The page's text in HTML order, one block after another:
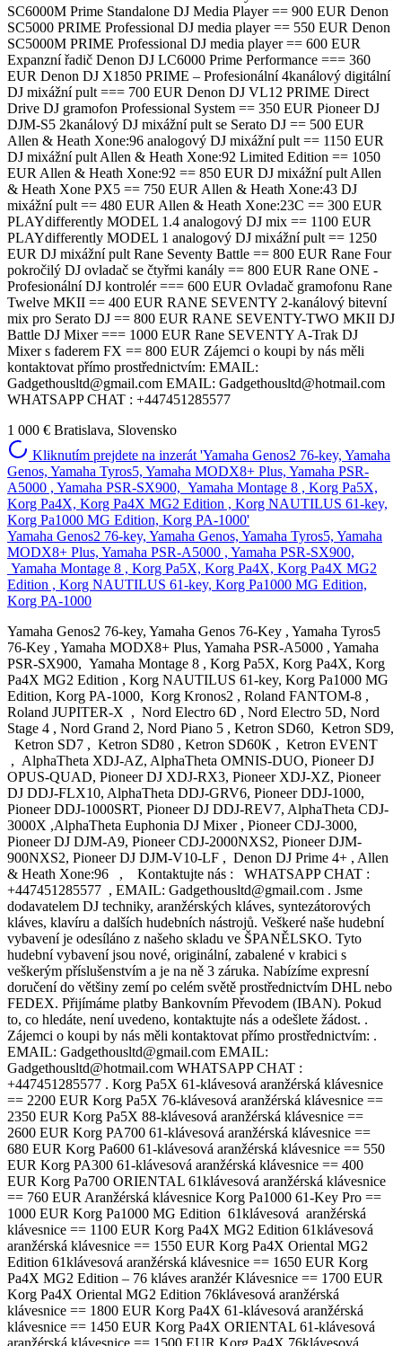
1 000 € Bratislava, Slovensko
Kliknutím prejdete na inzerát 'Yamaha Genos2 76-key, Yamaha
Genos, Yamaha Tyros5, Yamaha MODX8+ Plus, Yamaha PSR-
A5000 , Yamaha PSR-SX900, Yamaha Montage 8 , Korg Pa5X,
Korg Pa4X, Korg Pa4X MG2 Edition , Korg NAUTILUS 61-key,
Korg Pa1000 MG Edition, Korg PA-1000'
Yamaha Genos2 76-key, Yamaha Genos, Yamaha Tyros5, Yamaha
MODX8+ Plus, Yamaha PSR-A5000 , Yamaha PSR-SX900,
Yamaha Montage 8 , Korg Pa5X, Korg Pa4X, Korg Pa4X MG2
Edition , Korg NAUTILUS 61-key, Korg Pa1000 MG Edition,
Korg PA-1000
Yamaha Genos2 76-key, Yamaha Genos 76-Key , Yamaha Tyros5 76-Key , Yamaha MODX8+ Plus, Yamaha PSR-A5000 , Yamaha PSR-SX900, Yamaha Montage 8 , Korg Pa5X, Korg Pa4X, Korg Pa4X MG2 Edition , Korg NAUTILUS 61-key, Korg Pa1000 MG Edition, Korg PA-1000, Korg Kronos2 , Roland FANTOM-8 , Roland JUPITER-X , Nord Electro 6D , Nord Electro 5D, Nord Stage 4 , Nord Grand 2, Nord Piano 5 , Ketron SD60, Ketron SD9, Ketron SD7 , Ketron SD80 , Ketron SD60K , Ketron EVENT , AlphaTheta XDJ-AZ, AlphaTheta OMNIS-DUO, Pioneer DJ OPUS-QUAD, Pioneer DJ XDJ-RX3, Pioneer XDJ-XZ, Pioneer DJ DDJ-FLX10, AlphaTheta DDJ-GRV6, Pioneer DDJ-1000, Pioneer DDJ-1000SRT, Pioneer DJ DDJ-REV7, AlphaTheta CDJ-3000X ,AlphaTheta Euphonia DJ Mixer , Pioneer CDJ-3000, Pioneer DJ DJM-A9, Pioneer CDJ-2000NXS2, Pioneer DJM-900NXS2, Pioneer DJ DJM-V10-LF , Denon DJ Prime 4+ , Allen & Heath Xone:96 , Kontaktujte nás : WHATSAPP CHAT : +447451285577 , EMAIL: Gadgethousltd@gmail.com . Jsme dodavatelem DJ techniky, aranžérských kláves, syntezátorových kláves, klavíru a dalších hudebních nástrojů. Veškeré naše hudební vybavení je odesíláno z našeho skladu ve ŠPANĚLSKO. Tyto hudební vybavení jsou nové, originální, zabalené v krabici s veškerým příslušenstvím a je na ně 3 záruka. Nabízíme expresní doručení do většiny zemí po celém světě prostřednictvím DHL nebo FEDEX. Přijímáme platby Bankovním Převodem (IBAN). Pokud to, co hledáte, není uvedeno, kontaktujte nás a odešlete žádost. . Zájemci o koupi by nás měli kontaktovat přímo prostřednictvím: . EMAIL: Gadgethousltd@gmail.com EMAIL: Gadgethousltd@hotmail.com WHATSAPP CHAT : +447451285577 . Korg Pa5X 61-klávesová aranžérská klávesnice == 2200 EUR Korg Pa5X 76-klávesová aranžérská klávesnice == 2350 EUR Korg Pa5X 88-klávesová aranžérská klávesnice == 2600 EUR Korg PA700 61-klávesová aranžérská klávesnice == 680 EUR Korg Pa600 61-klávesová aranžérská klávesnice == 550 EUR Korg PA300 61-klávesová aranžérská klávesnice == 400 EUR Korg Pa700 ORIENTAL 61klávesová aranžérská klávesnice == 760 EUR Aranžérská klávesnice Korg Pa1000 61-Key Pro == 1000 EUR Korg Pa1000 MG Edition 61klávesová aranžérská klávesnice == 1100 EUR Korg Pa4X MG2 Edition 61klávesová aranžérská klávesnice == 1550 EUR Korg Pa4X Oriental MG2 Edition 61klávesová aranžérská klávesnice == 1650 EUR Korg Pa4X MG2 Edition – 76 kláves aranžér Klávesnice == 1700 EUR Korg Pa4X Oriental MG2 Edition 76klávesová aranžérská klávesnice == 1800 EUR Korg Pa4X 61-klávesová aranžérská klávesnice == 1450 EUR Korg Pa4X ORIENTAL 61-klávesová aranžérská klávesnice == 1500 EUR Korg Pa4X 76klávesová aranžérská klávesnice == 1550 EUR . Korg Pa4X ORIENTAL 76klávesová aranžérská klávesnice = 1600 EUR Korg Pa3X 61-klávesová aranžérská klávesnice == 800 EUR Korg Pa3X 76-klávesová aranžérská klávesnice = 930 EUR Korg NAUTILUS 61-key Synthesizer Workstation == 1100 EUR Korg NAUTILUS 73-key Synthesizer Workstation == 1200 EUR Korg NAUTILUS 88-key Synthesizer Workstation == 1350 EUR Korg Kronos2 88-key – hudební pracovní stanice == 1500 EUR Hudební pracovní stanice Korg KRONOS2 88 LS == 1250 EUR Korg Kronos2 73-key – hudební pracovní stanice == 1350 EUR Korg Kronos2 61-key – hudební pracovní stanice == 1250 EUR Hudební pracovní stanice/samplerová klávesnice Korg M3 s 61 klávesami == 500 EUR Hudební pracovní stanice Korg Krome EX 88 == 650 EUR Hudební pracovní stanice Korg Krome EX 61 == 500 EUR Hudební pracovní stanice Korg Krome EX 73 == 570 EUR Korg Prologue 61-klávesový 16-hlasý analogový syntezátor = 650 EUR Korg Prologue 49-klávesový 8hlasý analogový syntezátor == 500 EUR Korg ARP ODYSSEY FSQ REV1 == 600 EUR Korg Kross 2-88-MB 88klávesová syntezátorová pracovní stanice == 570 EUR Korg KingKORG 61-klávesový analogový modelovací syntezátor == 470 EUR Korg ARP 2600 M Semi-Modular Synthesizer == 680 EUR Syntezátor Korg ARP 2600 FS == 2400 EUR Klávesy Korg SV1-73 Stage Vintage Synthesizer === 530 EUR Klávesy Korg SV1-88 Stage Vintage Synthesizer === 600 EUR Yamaha Genos2 76-key Arranger Workstation == 2200 EUR Klávesnice Yamaha Genos 76-Key Arranger Workstation == 1800 EUR Yamaha PSR-SX900 61-key Arranger == 1000 EUR Yamaha PSR-SX700 61-klávesová aranžérská klávesnice = 670 EUR Pracovní stanice Yamaha PSR-A5000 s 61 klíči == 900 EUR Klávesnice Yamaha PSR-A3000 Arranger = 700 EUR Klávesnice Yamaha Tyros5 76-Key Arranger Workstation == 1200 EUR Klávesnice Yamaha Tyros5 61-Key Arranger Workstation == 1100 EUR Yamaha MODX8+ Plus 88-klávesový syntezátor == 850 EUR Syntezátor Yamaha MODX7+ Plus se 76 klíči == 720 EUR Yamaha MODX6+ Plus 61-klávesový syntezátor == 650 EUR Yamaha MODX8 88-klávesový syntezátor == 650 EUR Syntezátor Yamaha MODX7 76-Key == 570 EUR Yamaha MODX6 61-klávesový syntezátor == 520 EUR Yamaha MOXF6 Keyboard Workstation Syntezátor == 500 EUR Yamaha MOXF8 88-klávesová syntezátorová pracovní stanice == 580 EUR Yamaha MX88 88klávesová syntezátorová klávesnice == 530 EUR Yamaha Montage 6 - 61-klávesová pracovní stanice == 1400 EUR Yamaha Montage 7 - 76-klávesová pracovní stanice == 1500 EUR Yamaha Montage 8 - 88-klávesová pracovní stanice == 1650 EUR Syntezátor Roland AIRA SYSTEM-8 PLUG-OUT = 1000 EUR Roland FANTOM-06 76klávesová hudební pracovní stanice = 550 EUR Roland FA-07 76-klávesová hudební pracovní stanice = 650 EUR Roland FA-08 88klávesová hudební pracovní stanice = 770 EUR Roland JD-XA analogový/digitální syntezátor = 750 EUR Syntezátorová klávesnice Roland JUPITER-X = 1100 EUR Roland JUPITER-Xm Modeling Synthesizer == 550 EUR Roland Jupiter-6 - Polyfonní analogový syntezátor == 3500 EUR Roland JUPITER-4 49klávesový analogový syntezátor === 2700 EUR Polyfonní analogový syntezátor Roland Jupiter-8 === 7500 EUR Roland Fantom-G8 88-klávesový syntezátor klávesnice == 800 EUR Roland FANTOM-8 88klávesová syntezátorová klávesnice = 1700 EUR Roland FANTOM-7 76-klávesová syntezátorová klávesnice = 1550 EUR ROLAND FANTOM-6 61klávesová syntezátorová klávesnice = 1450 EUR Roland BK-5 61-klávesová podpůrná klávesnice == 500 EUR Roland E-A7 61 Key Expandable Arranger === 670 EUR Nord Electro 6D 61 61klávesová klavírní/syntetizační klávesnice === 1100 EUR Nord Electro 6D 73 73klávesová klavírní/syntetizační klávesnice === 1250 EUR Nord Electro 6 HP 73-klávesová Hammer Action Piano/Syntezátorová klávesnice == 1250 EUR Nord Stage 4 88klávesová Stage Keyboard === 2500 EUR Nord Stage 4 73-klávesová Stage Keyboard === 2400 EUR Kompaktní klávesnice Nord Stage 4 se 73 klávesami === 2300 EUR Nord Grand 2 88-klávesové stage/Studio digitální piano === 2200 EUR Nord Grand 88klávesová jevištní klávesnice === 1850 EUR Nord Piano 5 73-klávesové pódium/studio digitální piano/synt === 1500 EUR Nord Piano 5 88-klávesové pódium/studio digitální klavír/synt === 1650 EUR Analogový modelovací syntezátor Nord Lead A1 === 850 EUR Nord Wave 2 61-klávesový Wavetable a FM syntezátor === 1300 EUR Nord Electro 5D SW61 polozatížené 61klávesové digitální piano === 980 EUR Nord Electro 5D SW73 polozatížené digitální piano se 73 klávesami === 1100 EUR Klávesnice Ketron EVENT 61-Key Arranger === 2400 EUR Klávesnice Ketron EVENT 76-Key Arranger === 2500 EUR Modul aranžéra Ketron SD90 === 1300 EUR Ketron SD60 61-klávesová profesionální aranžérská klávesnice == 2600 EUR Ketron SD9 76-klávesová profesionální aranžérská klávesnice === 2400 EUR Ketron SD7 61-klávesová aranžérská klávesnice === 1650 EUR Klávesnice Ketron Audya 5 76-Key Arranger === 1850 EUR Klávesnice Ketron Audya 5 61-key Arranger === 1700 EUR Klávesnice Ketron SD80 Chromatic === 3000 EUR Klávesnice Ketron SD60K Chromatic === 4200 EUR AlphaTheta XDJ-AZ - All-in-one-DJ-System --- 1700 EUR AlphaTheta OMNIS-DUO -All-in-one-DJ-System --- 850 EUR AlphaTheta DDJ-GRV6 DJ ovladač --- 550 EUR DJ systém Pioneer DJ XDJ-RX3 vše v jednom --- 1250 EUR DJ systém Pioneer XDJ-XZ vše v jednom --- 1300 EUR Pioneer DJ OPUS-QUAD All-in-one DJ systém --- 1500 EUR DJ ovladač Pioneer DDJ-1000 Rekordbox --- 600 EUR Pioneer DDJ-1000 SRT Serato DJ ovladač --- 650 EUR DJ ovladač Pioneer DJ DDJ-FLX10 --- 900 EUR DJ ovladač Pioneer DJ DDJ-FLX6-GT --- 380 EUR DJ ovladač Pioneer DDJ-FLX6 --- EUR 350 Pioneer DJ DDJ-REV7 Serato DJ ovladač --- 1000 EUR Pioneer DJ DDJ-REV5 Serato DJ ovladač --- 550 EUR DJ ovladač Pioneer DDJ SX3 --- 450 EUR DJ ovladač Pioneer DDJ SX2 --- EUR 380 DJ ovladač Pioneer DDJ-SR2 ---- EUR 400 DJ ovladač Pioneer DDJ-800 --- 450 EUR Ovladač Pioneer DDJ-RZX --- 1100 EUR DJ ovladač Pioneer DDJ-RZ --- 700 EUR DJ ovladač Pioneer DDJ-SZ2 --- 750 EUR Multiplayer Pioneer XDJ-1000MK2 --- 650 EUR DJ systém Pioneer XDJ-RX --- 550 EUR DJ systém Pioneer XDJ-RX2 --- 800 EUR Digitální DJ systém Pioneer DJ XDJ-RR --- 550 EUR Digitální přehrávač Pioneer XDJ-700 --- 450 EUR Pioneer XDJ-1000 Multiplayer --- 400 EUR DJ SETY: Sada Pioneer DJ CDJ-2000 Nexus: 2x CDJ-2000 Nexus + 1x DJM-900-Nexus DJ-Mixus + 1x HDJ-1500-K == 1600 EUR Pioneer DJ set 1x Pioneer DJM-900NXS2 Mixer + 2x CDJ 2000 NXS2+ Hdj-2000 Mk2 sluchátka == 2500 EUR DJ set Pioneer: 2x Pioneer CDJ-2000 NXS2 White Edition + 1x Pioneer DJM-900 NXS2 White Edition == 2500 EUR Pioneer DJ CDJ-3000-White Edition (2) + 1x DJM-900NXS2-White | Limitovaná edice bílý balíček == 3500 EUR Pioneer DJ set: 2X Pioneer CDJ-3000 Multiplayer + 1x Pioneer DJM-900NXS2 DJ Mixer == 3500 EUR Pioneer DJ set: (2x) Pioneer CDJ-3000 Multiplayer + 1x Pioneer DJM-A9 DJ Mixer DJ balíček === 3900 EUR Pioneer DJ set: (2x) Pioneer CDJ-3000 Multiplayer + 1x Pioneer DJ DJM-V10-LF Mix DJ balíček === 4200 EUR DJ set Pioneer: 2X Pioneer CDJ-3000 Multiplayer + 1x DJM-V10 DJ Mixer DJ balíček == 4100 EUR DJ set Pioneer: 4x CDJ 2000 NXS2 + 1x mixážní pult DJM-TOUR1 + sluchátka HDJ-2000 MK2 === 5000 EUR Systém Pioneer DJ TOUR: 2X Pioneer CDJ-Tour1 + 1X Pioneer DJM-Tour1 systém == 4500 EUR AlphaTheta CDJ-3000X Profesionální DJ Multi